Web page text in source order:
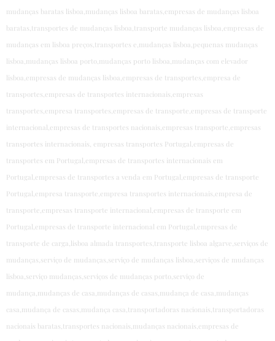
mudanças baratas lisboa,mudanças lisboa baratas,empresas de mudanças lisboa
baratas,transportes de mudanças lisboa,transporte mudanças lisboa,empresas de
mudanças em lisboa preços,transportes e,mudanças lisboa,pequenas mudanças
lisboa,mudanças lisboa porto,mudanças porto lisboa,mudanças com elevador
lisboa,empresas de mudanças lisboa,empresas de transportes,empresa de
transportes,empresas de transportes internacionais,empresas
transportes,empresa transportes,empresas de transporte,empresas de transporte
internacional,empresas de transportes nacionais,empresas transporte,empresas
transportes internacionais, empresas transportes Portugal,empresas de
transportes em Portugal,empresas de transportes internacionais em
Portugal,empresas de transportes a venda em Portugal,empresas de transporte
Portugal,empresa transporte,empresa transportes internacionais,empresa de
transporte,empresas transporte internacional,empresas de transporte em
Portugal,empresas de transporte internacional em Portugal,empresas de
transporte de carga,lisboa almada transportes,transporte lisboa algarve,serviços de
mudanças,serviço de mudanças,serviço de mudanças lisboa,serviços de mudanças
lisboa,serviço mudanças,serviços de mudanças porto,serviço de
mudança,mudanças de casa,mudanças de casas,mudança de casa,mudanças
casa,mudança de casas,mudança casa,transportadoras nacionais,transportadoras
nacionais baratas,transportes nacionais,mudanças nacionais,empresas de